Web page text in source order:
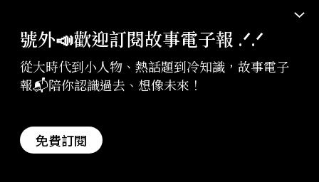
健和
漫畫雜誌就是那時代的夢，這個夢基本上建立於三件
事：第一件叫「我要畫漫畫」。很多漫畫創作者從小
看漫畫，他們想畫，但以前一講出來就會被罵，「你
號外📣歡迎訂閱故事電子報 .ᐟ‪‪.ᐟ
從大時代到小人物、熱話題到冷知識，故事電子
報📬陪你認識過去、想像未來！
免費訂閱